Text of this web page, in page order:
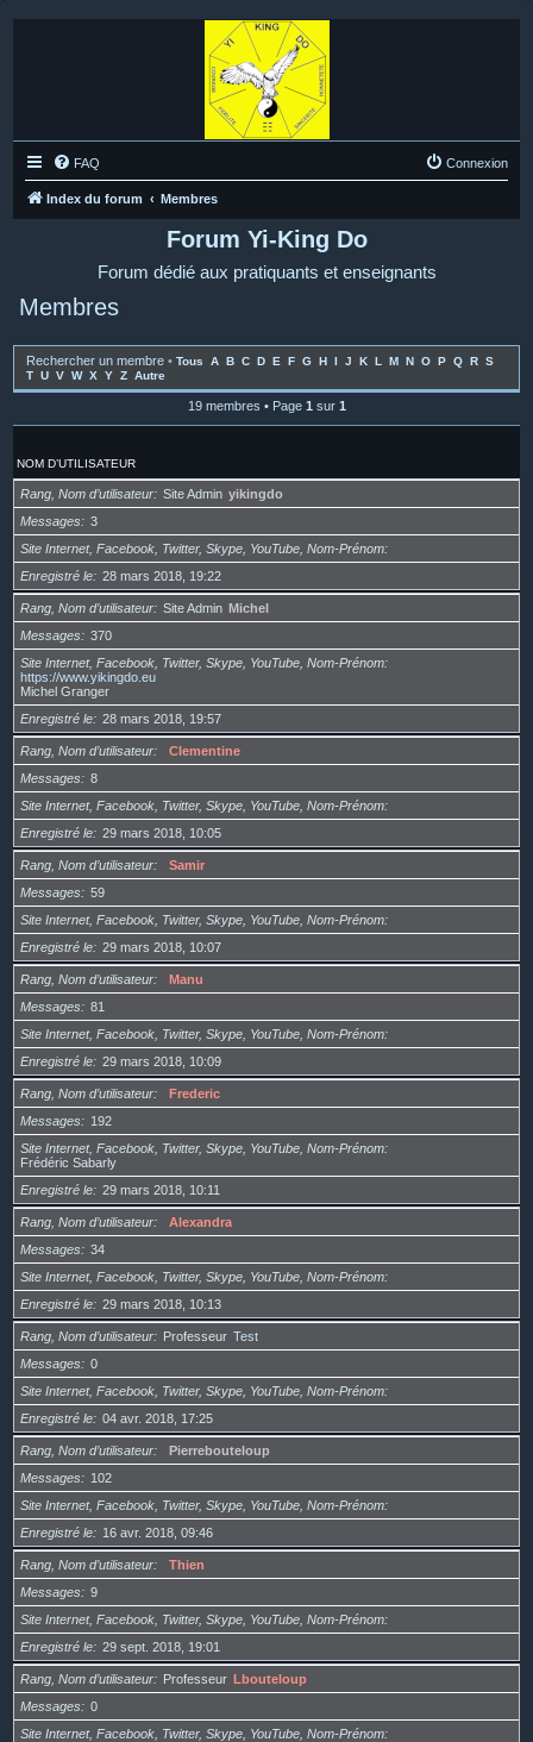
FAQ Connexion
Index du forum Membres
Forum Yi-King Do
Forum dédié aux pratiquants et enseignants
Membres
Rechercher un membre • Tous A B C D E F G H I J K L M N O P Q R S
T U V W X Y Z Autre
19 membres • Page 1 sur 1
NOM D’UTILISATEUR
Rang, Nom d’utilisateur Site Admin yikingdo
Messages
3
Site Internet, Facebook, Twitter, Skype, YouTube, Nom-Prénom
Enregistré le
28 mars 2018, 19:22
Rang, Nom d’utilisateur Site Admin Michel
Messages
370
Site Internet, Facebook, Twitter, Skype, YouTube, Nom-Prénom
https://www.yikingdo.eu
Michel Granger
Enregistré le
28 mars 2018, 19:57
Rang, Nom d’utilisateur
Clementine
Messages
8
Site Internet, Facebook, Twitter, Skype, YouTube, Nom-Prénom
Enregistré le
29 mars 2018, 10:05
Rang, Nom d’utilisateur
Samir
Messages
59
Site Internet, Facebook, Twitter, Skype, YouTube, Nom-Prénom
Enregistré le
29 mars 2018, 10:07
Rang, Nom d’utilisateur
Manu
Messages
81
Site Internet, Facebook, Twitter, Skype, YouTube, Nom-Prénom
Enregistré le
29 mars 2018, 10:09
Rang, Nom d’utilisateur
Frederic
Messages
192
Site Internet, Facebook, Twitter, Skype, YouTube, Nom-Prénom
Frédéric Sabarly
Enregistré le
29 mars 2018, 10:11
Rang, Nom d’utilisateur
Alexandra
Messages
34
Site Internet, Facebook, Twitter, Skype, YouTube, Nom-Prénom
Enregistré le
29 mars 2018, 10:13
Rang, Nom d’utilisateur Professeur Test
Messages
0
Site Internet, Facebook, Twitter, Skype, YouTube, Nom-Prénom
Enregistré le
04 avr. 2018, 17:25
Rang, Nom d’utilisateur
Pierrebouteloup
Messages
102
Site Internet, Facebook, Twitter, Skype, YouTube, Nom-Prénom
Enregistré le
16 avr. 2018, 09:46
Rang, Nom d’utilisateur
Thien
Messages
9
Site Internet, Facebook, Twitter, Skype, YouTube, Nom-Prénom
Enregistré le
29 sept. 2018, 19:01
Rang, Nom d’utilisateur Professeur Lbouteloup
Messages
0
Site Internet, Facebook, Twitter, Skype, YouTube, Nom-Prénom